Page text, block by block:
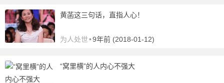
黄菡这三句话，直指人心！
为人处世•9年前 (2018-01-12)
“窝里横”的人内心不强大